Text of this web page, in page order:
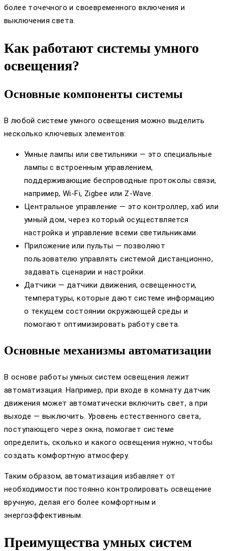
более точечного и своевременного включения и
выключения света.
Как работают системы умного
освещения?
Основные компоненты системы
В любой системе умного освещения можно выделить
несколько ключевых элементов:
Умные лампы или светильники — это специальные
лампы с встроенным управлением,
поддерживающие беспроводные протоколы связи,
например, Wi-Fi, Zigbee или Z-Wave.
Центральное управление — это контроллер, хаб или
умный дом, через который осуществляется
настройка и управление всеми светильниками.
Приложение или пульты — позволяют
пользователю управлять системой дистанционно,
задавать сценарии и настройки.
Датчики — датчики движения, освещенности,
температуры, которые дают системе информацию
о текущем состоянии окружающей среды и
помогают оптимизировать работу света.
Основные механизмы автоматизации
В основе работы умных систем освещения лежит
автоматизация. Например, при входе в комнату датчик
движения может автоматически включить свет, а при
выходе — выключить. Уровень естественного света,
поступающего через окна, помогает системе
определить, сколько и какого освещения нужно, чтобы
создать комфортную атмосферу.
Таким образом, автоматизация избавляет от
необходимости постоянно контролировать освещение
вручную, делая его более комфортным и
энергоэффективным.
Преимущества умных систем